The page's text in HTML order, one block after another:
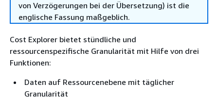
von Verzögerungen bei der Übersetzung) ist die
englische Fassung maßgeblich.
Cost Explorer bietet stündliche und
ressourcenspezifische Granularität mit Hilfe von drei
Funktionen:
Daten auf Ressourcenebene mit täglicher
Granularität